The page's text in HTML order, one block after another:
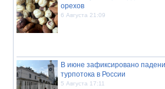
орехов
6 Августа 21:09
В июне зафиксировано
турпотока в России
5 Августа 17:11